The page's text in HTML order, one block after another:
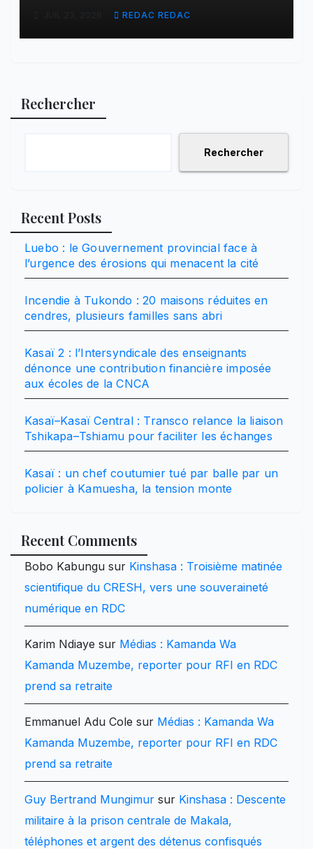
contre ADVANS Banque à
Tshikapa REDAC REDAC
Rechercher
Rechercher
Recent Posts
Luebo : le Gouvernement provincial face à
l’urgence des érosions qui menacent la cité
Incendie à Tukondo : 20 maisons réduites en
cendres, plusieurs familles sans abri
Kasaï 2 : l’Intersyndicale des enseignants
dénonce une contribution financière imposée
aux écoles de la CNCA
Kasaï–Kasaï Central : Transco relance la liaison
Tshikapa–Tshiamu pour faciliter les échanges
Kasaï : un chef coutumier tué par balle par un
policier à Kamuesha, la tension monte
Recent Comments
Bobo Kabungu sur Kinshasa : Troisième matinée
scientifique du CRESH, vers une souveraineté
numérique en RDC
Karim Ndiaye sur Médias : Kamanda Wa
Kamanda Muzembe, reporter pour RFI en RDC
prend sa retraite
Emmanuel Adu Cole sur Médias : Kamanda Wa
Kamanda Muzembe, reporter pour RFI en RDC
prend sa retraite
Guy Bertrand Mungimur sur Kinshasa : Descente
militaire à la prison centrale de Makala,
téléphones et argent des détenus confisqués